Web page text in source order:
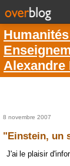
Alexandre
8 novembre 2007
"Einstein, un
J'ai le plaisir